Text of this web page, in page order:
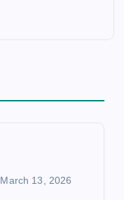
March 13, 2026